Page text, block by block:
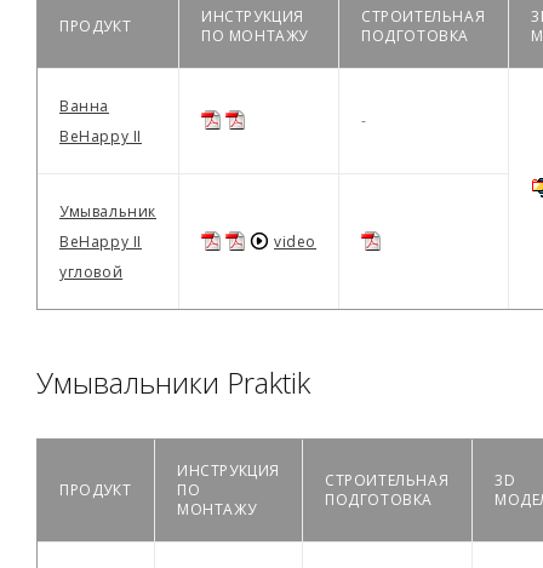
ПРОДУКТ
ИНСТРУКЦИЯ
ПО МОНТАЖУ
СТРОИТЕЛЬНАЯ
ПОДГОТОВКА
Ванна
BeHappy II
-
Умывальник
BeHappy II
угловой
video
Умывальники Praktik
ПРОДУКТ
ИНСТРУКЦИЯ
ПО
МОНТАЖУ
СТРОИТЕЛЬНАЯ
ПОДГОТОВКА
3D